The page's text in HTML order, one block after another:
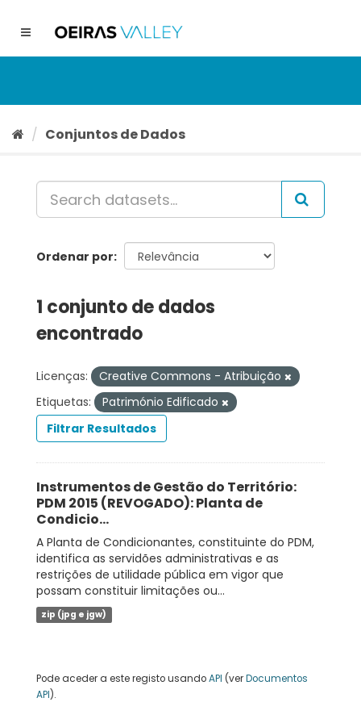
conteúdo
Toggle
Conjuntos de Dados
Ordenar por
1 conjunto de dados
encontrado
Licenças:
Creative Commons - Atribuição
Etiquetas:
Património Edificado
Filtrar Resultados
Instrumentos de Gestão do Território:
PDM 2015 (REVOGADO): Planta de
Condicio...
A Planta de Condicionantes, constituinte do PDM,
identifica as servidões administrativas e as
restrições de utilidade pública em vigor que
possam constituir limitações ou...
zip (jpg e jgw)
Pode aceder a este registo usandoAPI (verDocumentos
API).